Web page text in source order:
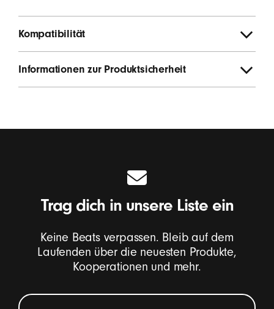
Kompatibilität
Informationen zur Produktsicherheit
Trag dich in unsere Liste ein
Keine Beats verpassen. Bleib auf dem
Laufenden über die neuesten Produkte,
Kooperationen und mehr.